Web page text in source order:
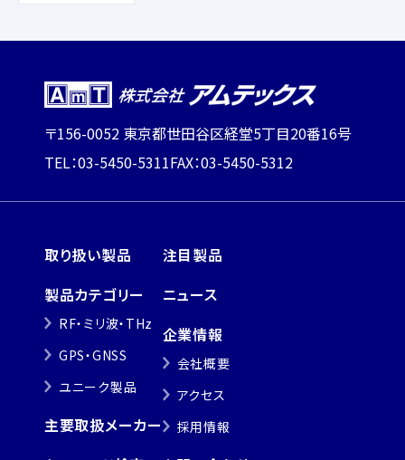
〒156-0052 東京都世田谷区経堂5丁目20番16号
TEL：03-5450-5311FAX：03-5450-5312
取り扱い製品
製品カテゴリー
RF・ミリ波・THz
GPS・GNSS
ユニーク製品
主要取扱メーカー
注目製品
ニュース
企業情報
会社概要
アクセス
採用情報